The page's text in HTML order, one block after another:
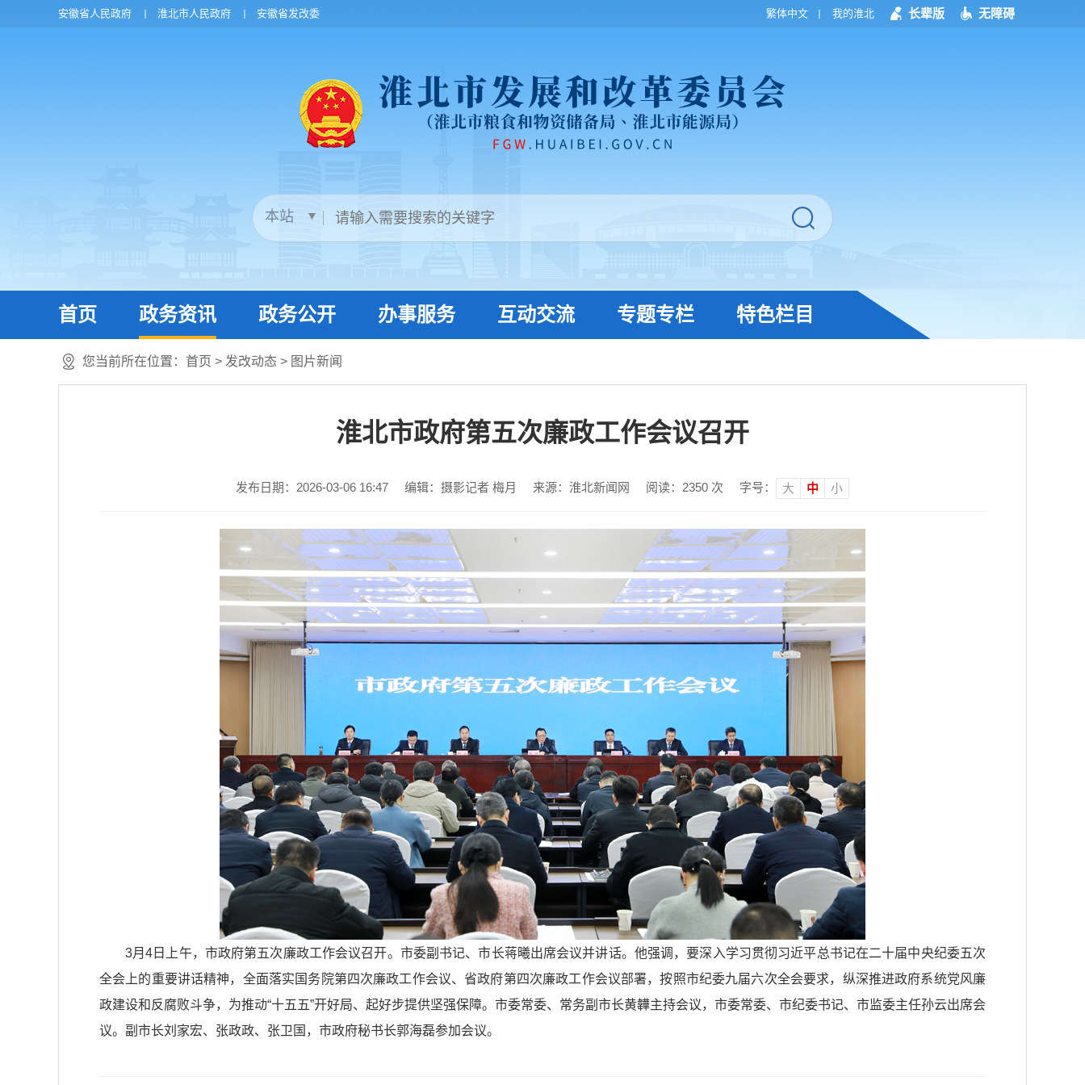
安徽省人民政府 淮北市人民政府 安徽省发改委 繁体中文 我的淮北 长辈版 无障碍
首页 政务资讯 政务公开 办事服务 互动交流 专题专栏 特色栏目
您当前所在位置： 首页 > 发改动态 > 图片新闻
淮北市政府第五次廉政工作会议召开
发布日期：2026-03-06 16:47 编辑：摄影记者 梅月 来源：淮北新闻网 阅读： 2350 次 字号： 大 中 小
3月4日上午，市政府第五次廉政工作会议召开。市委副书记、市长蒋曦出席会议并讲话。他强调，要深入学习贯彻习近平总书记在二十届中央纪委五次
全会上的重要讲话精神，全面落实国务院第四次廉政工作会议、省政府第四次廉政工作会议部署，按照市纪委九届六次全会要求，纵深推进政府系统党风廉
政建设和反腐败斗争，为推动“十五五”开好局、起好步提供坚强保障。市委常委、常务副市长黄韡主持会议，市委常委、市纪委书记、市监委主任孙云出席会
议。副市长刘家宏、张政政、张卫国，市政府秘书长郭海磊参加会议。